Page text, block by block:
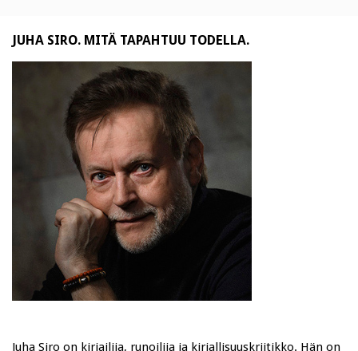
JUHA SIRO. MITÄ TAPAHTUU TODELLA.
Juha Siro on kirjailija, runoilija ja kirjallisuuskriitikko. Hän on